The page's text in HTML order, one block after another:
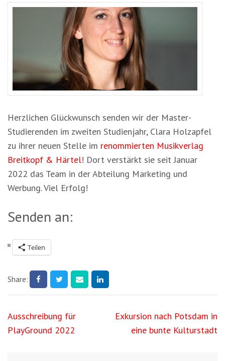
Herzlichen Glückwunsch senden wir der Master-
Studierenden im zweiten Studienjahr, Clara Holzapfel
zu ihrer neuen Stelle im renommierten Musikverlag
Breitkopf & Härtel! Dort verstärkt sie seit Januar
2022 das Team in der Abteilung Marketing und
Werbung. Viel Erfolg!
Senden an:
Teilen
Share:
Beitragsnavigation
Ausschreibung für
PlayGround 2022
Exkursion nach Potsdam in
eine bunte Kulturstadt